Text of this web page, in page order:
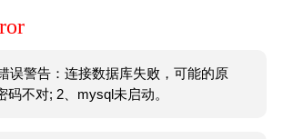
误警告：连接数据库失败，可能的原
码不对; 2、mysql未启动。